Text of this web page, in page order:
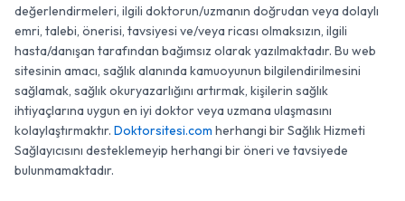
değerlendirmeleri, ilgili doktorun/uzmanın doğrudan veya dolaylı
emri, talebi, önerisi, tavsiyesi ve/veya ricası olmaksızın, ilgili
hasta/danışan tarafından bağımsız olarak yazılmaktadır. Bu web
sitesinin amacı, sağlık alanında kamuoyunun bilgilendirilmesini
sağlamak, sağlık okuryazarlığını artırmak, kişilerin sağlık
ihtiyaçlarına uygun en iyi doktor veya uzmana ulaşmasını
kolaylaştırmaktır. Doktorsitesi.com herhangi bir Sağlık Hizmeti
Sağlayıcısını desteklemeyip herhangi bir öneri ve tavsiyede
bulunmamaktadır.